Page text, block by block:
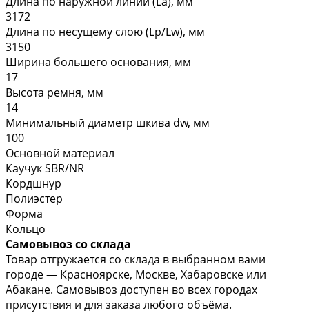
3172
Длина по несущему слою (Lp/Lw), мм
3150
Ширина большего основания, мм
17
Высота ремня, мм
14
Минимальный диаметр шкива dw, мм
100
Основной материал
Каучук SBR/NR
Кордшнур
Полиэстер
Форма
Кольцо
Самовывоз со склада
Товар отгружается со склада в выбранном вами
городе — Красноярске, Москве, Хабаровске или
Абакане. Самовывоз доступен во всех городах
присутствия и для заказа любого объёма.